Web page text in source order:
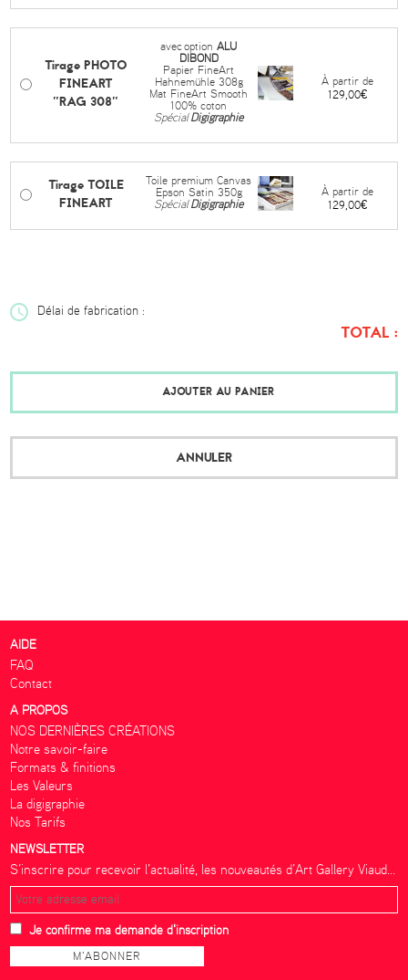
Tirage PHOTO
FINEART
"RAG 308"
avecoptionALU
DIBOND
Papier FineArt
Hahnemühle 308g
Mat FineArt Smooth
100% coton
SpécialDigigraphie
À partir de
129,00€
Tirage TOILE
FINEART
Toile premium Canvas
Epson Satin 350g
SpécialDigigraphie
À partir de
129,00€
Délai de fabrication :
TOTAL :
ANNULER
AJOUTER AU PANIER
AIDE
FAQ
Contact
A PROPOS
NOS DERNIÈRES CRÉATIONS
Notre savoir-faire
Formats & finitions
Les Valeurs
La digigraphie
Nos Tarifs
NEWSLETTER
S’inscrire pour recevoir l’actualité, les nouveautés d’Art Gallery Viaud...
Je confirme ma demande d'inscription